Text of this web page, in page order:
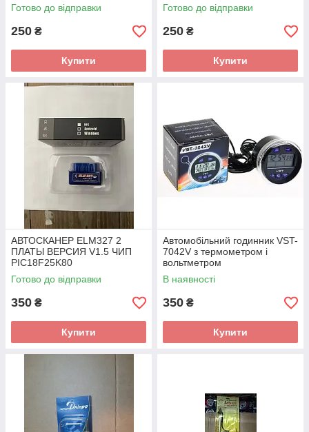
Готово до відправки
250 ₴
Купити
Готово до відправки
250 ₴
Купити
АВТОСКАНЕР ELM327 2
ПЛАТЫ ВЕРСИЯ V1.5 ЧИП
PIC18F25K80
Готово до відправки
350 ₴
Купити
Автомобільний годинник VST-
7042V з термометром і
вольтметром
В наявності
350 ₴
Купити